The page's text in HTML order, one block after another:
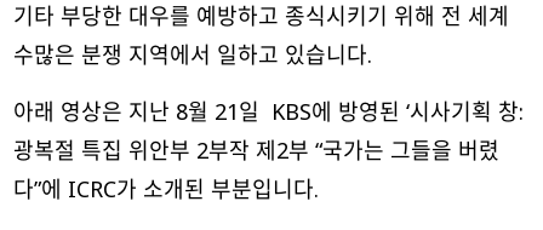
기타 부당한 대우를 예방하고 종식시키기 위해 전 세계
수많은 분쟁 지역에서 일하고 있습니다.
아래 영상은 지난 8월 21일 KBS에 방영된 ‘시사기획 창:
광복절 특집 위안부 2부작 제2부 “국가는 그들을 버렸
다”에 ICRC가 소개된 부분입니다.